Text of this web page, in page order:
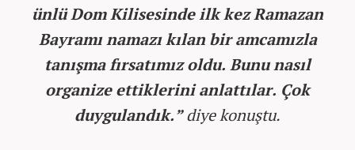
ünlü Dom Kilisesinde ilk kez Ramazan
Bayramı namazı kılan bir amcamızla
tanışma fırsatımız oldu. Bunu nasıl
organize ettiklerini anlattılar. Çok
duygulandık.”diye konuştu.